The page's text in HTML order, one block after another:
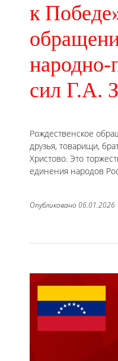
к
народно-
сил Г.А.
Рождественское
друзья, товарищи,
Христово. Это
единения народов
Опубликовано 06.01.2026